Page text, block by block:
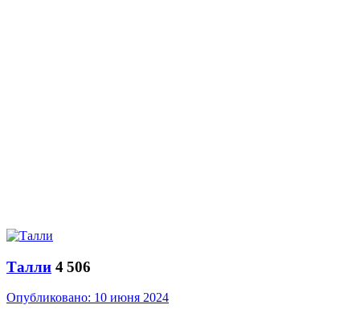
­Талли 4 506
Опубликовано: 10 июня 2024